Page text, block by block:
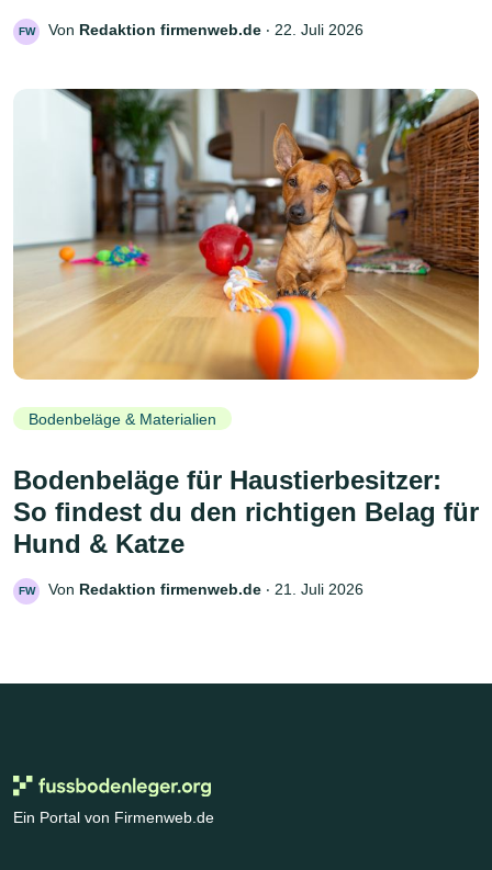
FW Von Redaktion firmenweb.de ‧ 22. Juli 2026
Bodenbeläge & Materialien
Bodenbeläge für Haustierbesitzer:
So findest du den richtigen Belag für
Hund & Katze
FW Von Redaktion firmenweb.de ‧ 21. Juli 2026
Ein Portal von Firmenweb.de